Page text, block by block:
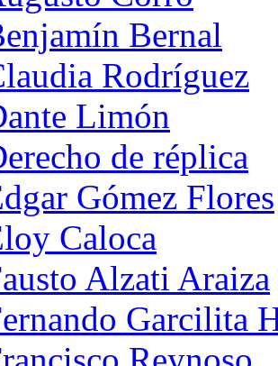
Bernal
Rodríguez
Limón
de réplica
Gómez Flores
Caloca
Alzati Araiza
Garcilita